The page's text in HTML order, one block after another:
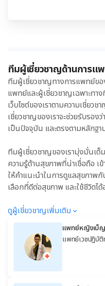
ทีมผู้เชี่ยวชาญด้านการแ
ทีมผู้เชี่ยวชาญทางการแพทย์ข
แพทย์และผู้เชี่ยวชาญเฉพาะทา
เว็บไซต์ของเราตามความเชี่ย
เชี่ยวชาญของเราจะช่วยรับรอ
เป็นปัจจุบัน และตรงตามหลักฐา
ทีมผู้เชี่ยวชาญของเรามุ่งมั่นเ
ความรู้ด้านสุขภาพที่น่าเชื่อถือ เ
ให้คำแนะนำในการดูแลสุขภา
เลือกที่ดีต่อสุขภาพ และใช้ชีวิตไ
ดูผู้เชี่ยวชาญเพิ่มเติม
แพทย์หญิงเบ็
แพทย์เวชปฏิบัติ